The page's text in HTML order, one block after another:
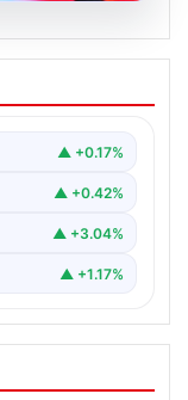
sıkça
▲ +0.17%
▲ +0.42%
▲ +3.04%
▲ +1.17%